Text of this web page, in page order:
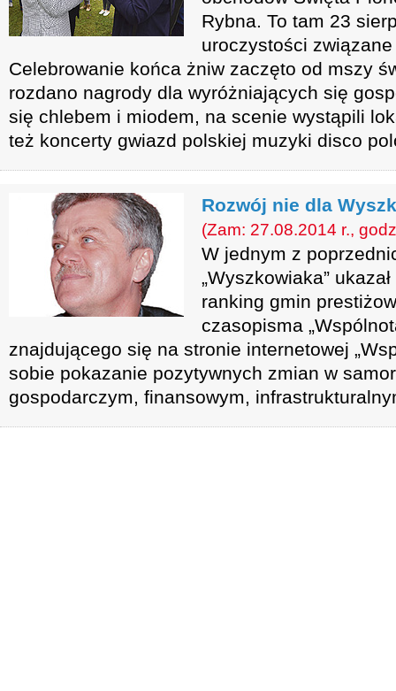
Rybna. To tam 23
uroczystości
Celebrowanie końca żniw zaczęto od mszy
rozdano nagrody dla wyróżniających się
się chlebem i miodem, na scenie wystąpili
też koncerty gwiazd polskiej muzyki disco
Rozwój nie dla
(Zam: 27.08.2014 r.,
W jednym z
„Wyszkowiaka”
ranking gmin
czasopisma
znajdującego się na stronie internetowej
sobie pokazanie pozytywnych zmian w
gospodarczym, finansowym,